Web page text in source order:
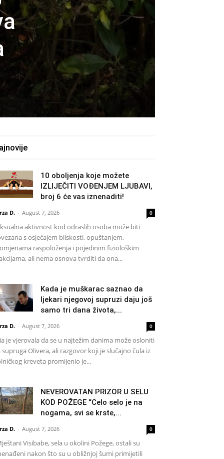
10 oboljenja koje možete
IZLIJEČITI VOĐENJEM LJUBAVI,
broj 6 će vas iznenaditi!
D. - August 7, 2026 0
aktivnost kod odraslih osoba može biti
s osjećajem bliskosti, opuštanjem,
raspoloženja i pojedinim fiziološkim
ali nema osnova tvrditi da ona...
Kada je muškarac saznao da
ljekari njegovoj supruzi daju još
samo tri dana života,...
D. - August 7, 2026 0
je vjerovala da se u najtežim danima može osloniti
supruga Olivera, ali razgovor koji je slučajno čula iz
kreveta promijenio je...
NEVEROVATAN PRIZOR U SELU
KOD POŽEGE “Celo selo je na
nogama, svi se krste,...
D. - August 7, 2026 0
Visibabe, sela u okolini Požege, ostali su
nakon što su u obližnjoj šumi primijetili